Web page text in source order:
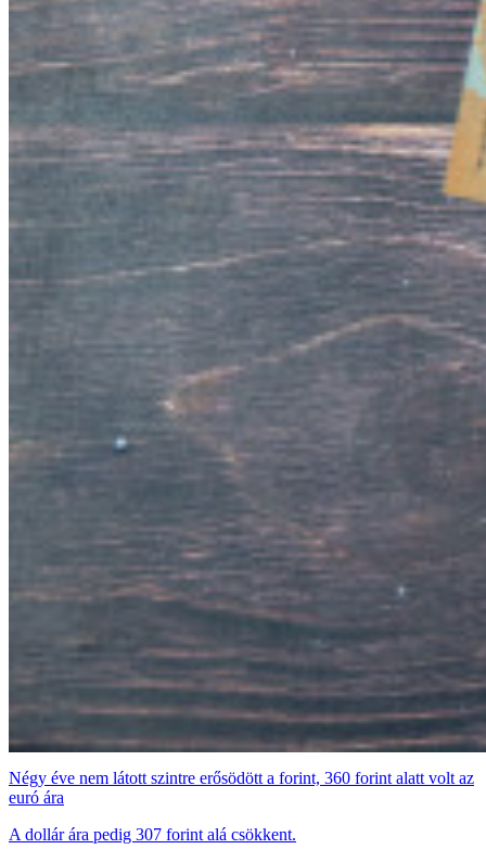
Négy éve nem látott szintre erősödött a forint, 360 forint alatt volt az
euró ára
A dollár ára pedig 307 forint alá csökkent.